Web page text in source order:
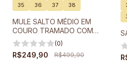
35 36 37 38
MULE SALTO MÉDIO EM
COURO TRAMADO COM
BICO FINO
(0)
R$249,90 R$499,90